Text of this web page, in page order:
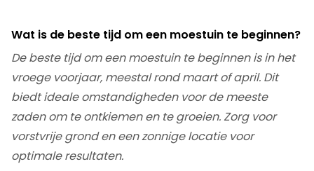
Wat is de beste tijd om een moestuin te beginnen?
De beste tijd om een moestuin te beginnen is in het
vroege voorjaar, meestal rond maart of april. Dit
biedt ideale omstandigheden voor de meeste
zaden om te ontkiemen en te groeien. Zorg voor
vorstvrije grond en een zonnige locatie voor
optimale resultaten.